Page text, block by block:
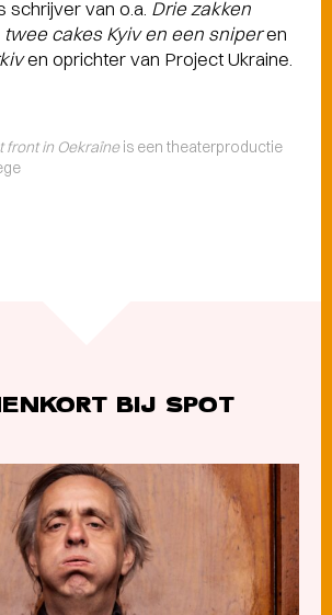
schrijver van o.a. Drie zakken
cakes Kyiv en een sniperen
en oprichter van Project Ukraine.
front in Oekraïneis een theaterproductie
BIJ SPOT